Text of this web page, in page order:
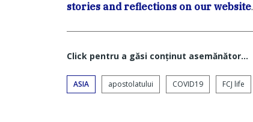
stories and reflections on our website.
Click pentru a găsi conţinut asemănător...
ASIA apostolatului COVID19 FCJ life